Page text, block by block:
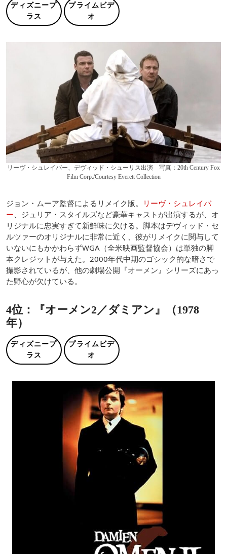
ディズニープ
ラス
プライムビデ
オ
リーヴ・シュレイバー、デヴィッド・シューリス出演 写真：20th Century Fox
Film Corp./Courtesy Everett Collection
ジョン・ムーア監督によるリメイク版。
リーヴ・シュレイバ
ー 、ジュリア・スタイルズなど豪華キャストが出演するが、オ
リジナルに忠実すぎて新鮮味に欠ける。脚本はデヴィッド・セ
ルツァーのオリジナルに非常に近く、彼がリメイクに関与して
いないにもかかわらずWGA（全米映画監督協会）は単独の脚
本クレジットが与えた。2000年代中期のゴシック的な暗さで
撮影されているが、他の劇場公開『オーメン』シリーズにあっ
た野心が欠けている。
4位：『オーメン2／ダミアン』（1978
年）
ディズニープ
ラス
プライムビデ
オ